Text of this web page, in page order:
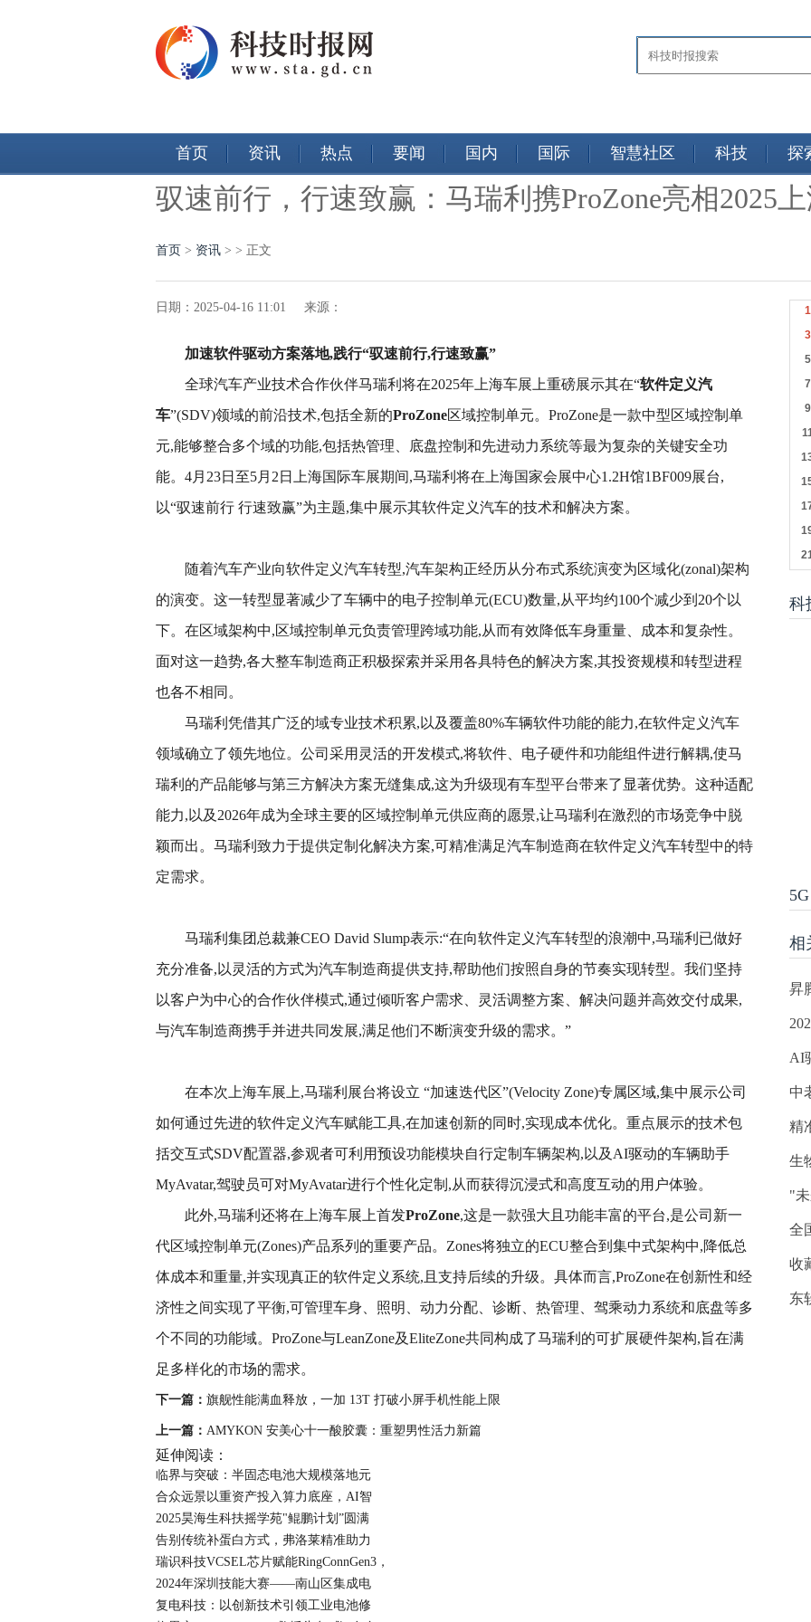
首页 资讯 热点 要闻 国内 国际 智慧社区 科技 探
驭速前行，行速致赢：马瑞利携ProZone亮相2025
首页 > 资讯 > > 正文
日期：2025-04-16 11:01 来源：
加速软件驱动方案落地,践行“驭速前行,行速致赢”
全球汽车产业技术合作伙伴马瑞利将在2025年上海车展上重磅展示其在“软件定义汽
车”(SDV)领域的前沿技术,包括全新的ProZone区域控制单元。ProZone是一款中型区域控制单
元,能够整合多个域的功能,包括热管理、底盘控制和先进动力系统等最为复杂的关键安全功
能。4月23日至5月2日上海国际车展期间,马瑞利将在上海国家会展中心1.2H馆1BF009展台,
以“驭速前行 行速致赢”为主题,集中展示其软件定义汽车的技术和解决方案。
随着汽车产业向软件定义汽车转型,汽车架构正经历从分布式系统演变为区域化(zonal)架构
的演变。这一转型显著减少了车辆中的电子控制单元(ECU)数量,从平均约100个减少到20个以
下。在区域架构中,区域控制单元负责管理跨域功能,从而有效降低车身重量、成本和复杂性。
面对这一趋势,各大整车制造商正积极探索并采用各具特色的解决方案,其投资规模和转型进程
也各不相同。
马瑞利凭借其广泛的域专业技术积累,以及覆盖80%车辆软件功能的能力,在软件定义汽车
领域确立了领先地位。公司采用灵活的开发模式,将软件、电子硬件和功能组件进行解耦,使马
瑞利的产品能够与第三方解决方案无缝集成,这为升级现有车型平台带来了显著优势。这种适配
能力,以及2026年成为全球主要的区域控制单元供应商的愿景,让马瑞利在激烈的市场竞争中脱
颖而出。马瑞利致力于提供定制化解决方案,可精准满足汽车制造商在软件定义汽车转型中的特
定需求。
马瑞利集团总裁兼CEO David Slump表示:“在向软件定义汽车转型的浪潮中,马瑞利已做好
充分准备,以灵活的方式为汽车制造商提供支持,帮助他们按照自身的节奏实现转型。我们坚持
以客户为中心的合作伙伴模式,通过倾听客户需求、灵活调整方案、解决问题并高效交付成果,
与汽车制造商携手并进共同发展,满足他们不断演变升级的需求。”
在本次上海车展上,马瑞利展台将设立 “加速迭代区”(Velocity Zone)专属区域,集中展示公司
如何通过先进的软件定义汽车赋能工具,在加速创新的同时,实现成本优化。重点展示的技术包
括交互式SDV配置器,参观者可利用预设功能模块自行定制车辆架构,以及AI驱动的车辆助手
MyAvatar,驾驶员可对MyAvatar进行个性化定制,从而获得沉浸式和高度互动的用户体验。
此外,马瑞利还将在上海车展上首发ProZone,这是一款强大且功能丰富的平台,是公司新一
代区域控制单元(Zones)产品系列的重要产品。Zones将独立的ECU整合到集中式架构中,降低总
体成本和重量,并实现真正的软件定义系统,且支持后续的升级。具体而言,ProZone在创新性和经
济性之间实现了平衡,可管理车身、照明、动力分配、诊断、热管理、驾乘动力系统和底盘等多
个不同的功能域。ProZone与LeanZone及EliteZone共同构成了马瑞利的可扩展硬件架构,旨在满
足多样化的市场的需求。
下一篇： 旗舰性能满血释放，一加 13T 打破小屏手机性能上限
上一篇： AMYKON 安美心十一酸胶囊：重塑男性活力新篇
延伸阅读：
临界与突破：半固态电池大规模落地元
合众远景以重资产投入算力底座，AI智
2025昊海生科扶摇学苑"鲲鹏计划”圆满
告别传统补蛋白方式，弗洛莱精准助力
瑞识科技VCSEL芯片赋能RingConnGen3，
2024年深圳技能大赛——南山区集成电
复电科技：以创新技术引领工业电池修
科
5G
相
昇
AI
中
精
生
"
全
收
东